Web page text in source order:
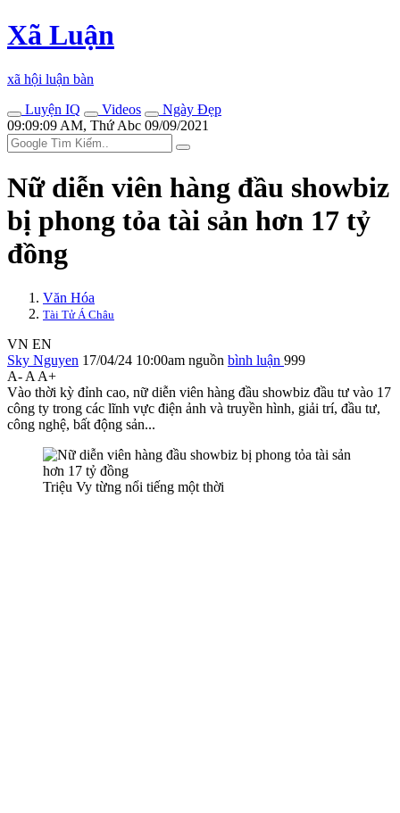
Xã Luận
xã hội luận bàn
Luyện IQ
Videos
Ngày Đẹp
09:09:09 AM, Thứ Abc 09/09/2021
Nữ diễn viên hàng đầu showbiz
bị phong tỏa tài sản hơn 17 tỷ
đồng
Văn Hóa
Tài Tử Á Châu
VN EN
Sky Nguyen 17/04/24 10:00am nguồn bình luận 999
A- A A+
Vào thời kỳ đỉnh cao, nữ diễn viên hàng đầu showbiz đầu tư vào 17
công ty trong các lĩnh vực điện ảnh và truyền hình, giải trí, đầu tư,
công nghệ, bất động sản...
Triệu Vy từng nổi tiếng một thời